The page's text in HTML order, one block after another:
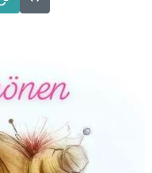
Link
Code